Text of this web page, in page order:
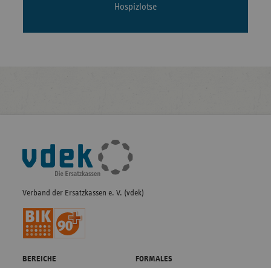
Hospizlotse
Fußleisten-
Navigation
Verband der Ersatzkassen e. V. (vdek)
BEREICHE FORMALES